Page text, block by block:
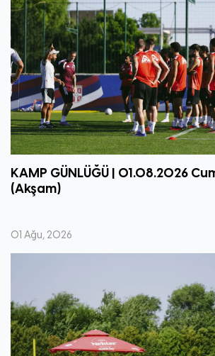
KAMP GÜNLÜĞÜ | 01.08.2026
(Akşam)
01 Ağu, 2026